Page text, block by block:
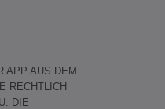
AUS DEM
RECHTLICH
DIE